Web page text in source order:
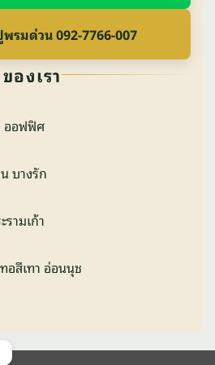
รมด่วน 092-7766-007
งเรา
ออฟฟิศ
บางรัก
ามเก้า
สีเทา อ่อนนุช